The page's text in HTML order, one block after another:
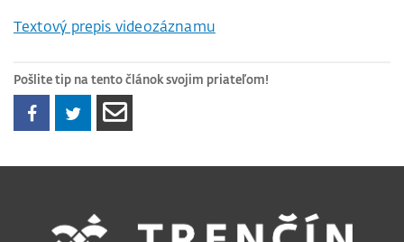
Textový prepis videozáznamu
Pošlite tip na tento článok svojim priateľom!